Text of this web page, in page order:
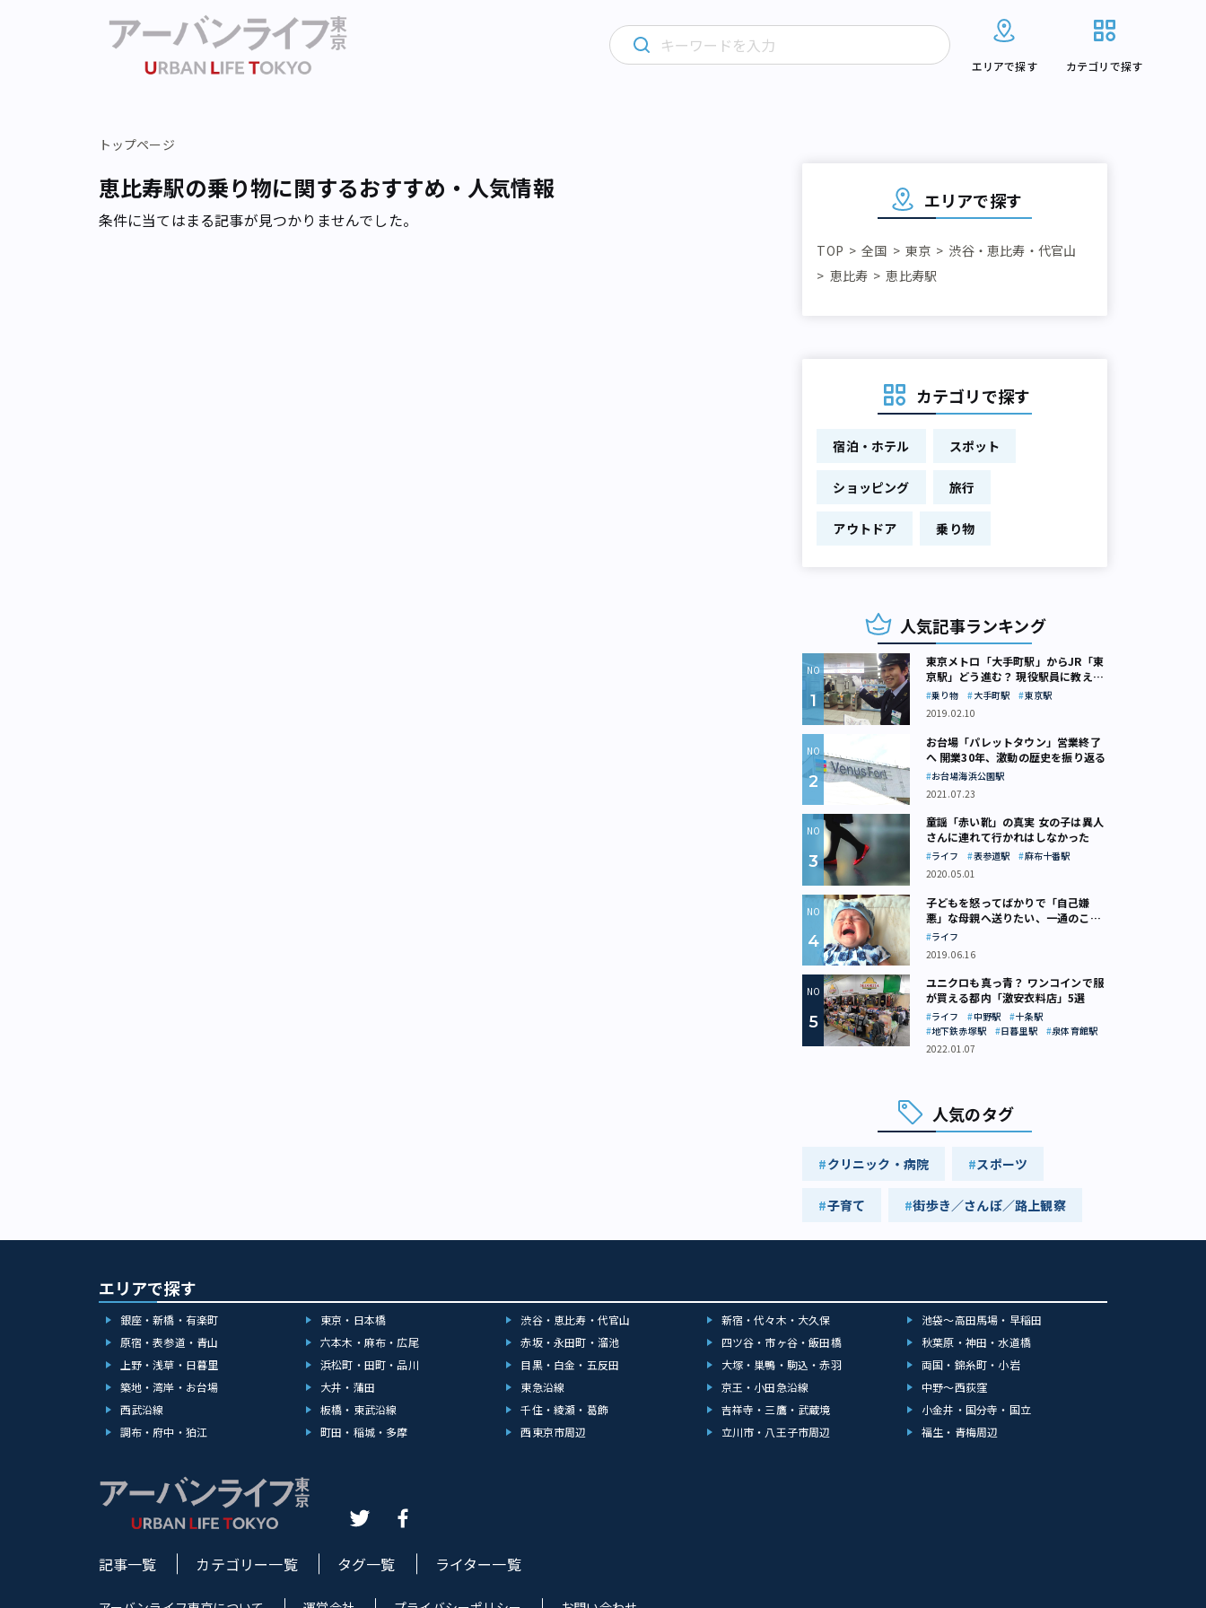
エリアで探す カテゴリで探す
トップページ
恵比寿駅の乗り物に関するおすすめ・人気情報
条件に当てはまる記事が見つかりませんでした。
エリアで探す
TOP 全国 東京
渋谷・恵比寿・代官山
恵比寿
恵比寿駅
カテゴリで探す
宿泊・ホテル スポット
ショッピング 旅行
アウトドア 乗り物
人気記事ランキング
東京メトロ「大手町駅」からJR「東
京駅」どう進む？ 現役駅員に教えて
もらいました
乗り物 大手町駅
東京駅
2019.02.10
お台場「パレットタウン」営業終了
へ 開業30年、激動の歴史を振り返る
お台場海浜公園駅
2021.07.23
童謡「赤い靴」の真実 女の子は異人
さんに連れて行かれはしなかった
ライフ 表参道駅
麻布十番駅
2020.05.01
子どもを怒ってばかりで「自己嫌
悪」な母親へ送りたい、一通のここ
ろの処方箋
ライフ
2019.06.16
ユニクロも真っ青？ ワンコインで服
が買える都内「激安衣料店」5選
ライフ 中野駅
十条駅
地下鉄赤塚駅
日暮里駅
泉体育館駅
2022.01.07
人気のタグ
クリニック・病院 スポーツ
子育て 街歩き／さんぽ／路上観察
エリアで探す
銀座・新橋・有楽町 東京・日本橋 渋谷・恵比寿・代官山 新宿・代々木・大久保
池袋～高田馬場・早稲田
原宿・表参道・青山
六本木・麻布・広尾 赤坂・永田町・溜池 四ツ谷・市ヶ谷・飯田橋
秋葉原・神田・水道橋
上野・浅草・日暮里
浜松町・田町・品川 目黒・白金・五反田 大塚・巣鴨・駒込・赤羽
両国・錦糸町・小岩
築地・湾岸・お台場
大井・蒲田 東急沿線 京王・小田急沿線
中野～西荻窪
西武沿線
板橋・東武沿線 千住・綾瀬・葛飾 吉祥寺・三鷹・武蔵境
小金井・国分寺・国立
調布・府中・狛江
町田・稲城・多摩 西東京市周辺 立川市・八王子市周辺 福生・青梅周辺
記事一覧 カテゴリー一覧 タグ一覧 ライター一覧